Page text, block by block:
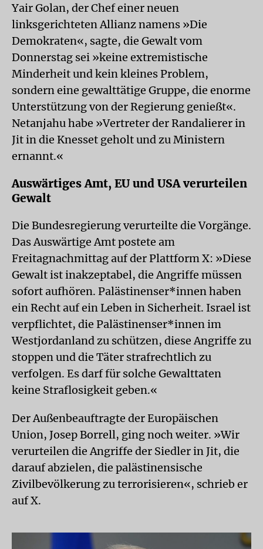
Yair Golan, der Chef einer neuen
linksgerichteten Allianz namens »Die
Demokraten«, sagte, die Gewalt vom
Donnerstag sei »keine extremistische
Minderheit und kein kleines Problem,
sondern eine gewalttätige Gruppe, die enorme
Unterstützung von der Regierung genießt«.
Netanjahu habe »Vertreter der Randalierer in
Jit in die Knesset geholt und zu Ministern
ernannt.«
Auswärtiges Amt, EU und USA verurteilen
Gewalt
Die Bundesregierung verurteilte die Vorgänge.
Das Auswärtige Amt postete am
Freitagnachmittag auf der Plattform X: »Diese
Gewalt ist inakzeptabel, die Angriffe müssen
sofort aufhören. Palästinenser*innen haben
ein Recht auf ein Leben in Sicherheit. Israel ist
verpflichtet, die Palästinenser*innen im
Westjordanland zu schützen, diese Angriffe zu
stoppen und die Täter strafrechtlich zu
verfolgen. Es darf für solche Gewalttaten
keine Straflosigkeit geben.«
Der Außenbeauftragte der Europäischen
Union, Josep Borrell, ging noch weiter. »Wir
verurteilen die Angriffe der Siedler in Jit, die
darauf abzielen, die palästinensische
Zivilbevölkerung zu terrorisieren«, schrieb er
auf X.